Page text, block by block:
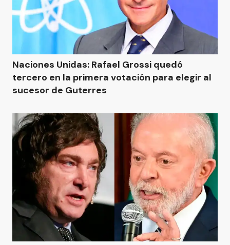
Naciones Unidas: Rafael Grossi quedó
tercero en la primera votación para elegir al
sucesor de Guterres